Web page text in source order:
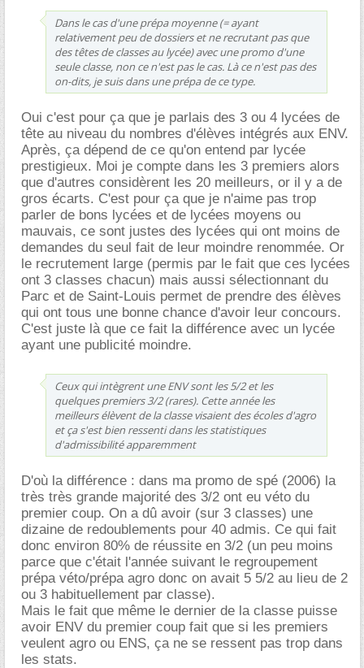
Dans le cas d'une prépa moyenne (= ayant
relativement peu de dossiers et ne recrutant pas que
des têtes de classes au lycée) avec une promo d'une
seule classe, non ce n'est pas le cas. Là ce n'est pas des
on-dits, je suis dans une prépa de ce type.
Oui c'est pour ça que je parlais des 3 ou 4 lycées de
tête au niveau du nombres d'élèves intégrés aux ENV.
Après, ça dépend de ce qu'on entend par lycée
prestigieux. Moi je compte dans les 3 premiers alors
que d'autres considèrent les 20 meilleurs, or il y a de
gros écarts. C'est pour ça que je n'aime pas trop
parler de bons lycées et de lycées moyens ou
mauvais, ce sont justes des lycées qui ont moins de
demandes du seul fait de leur moindre renommée. Or
le recrutement large (permis par le fait que ces lycées
ont 3 classes chacun) mais aussi sélectionnant du
Parc et de Saint-Louis permet de prendre des élèves
qui ont tous une bonne chance d'avoir leur concours.
C'est juste là que ce fait la différence avec un lycée
ayant une publicité moindre.
Ceux qui intègrent une ENV sont les 5/2 et les
quelques premiers 3/2 (rares). Cette année les
meilleurs élèvent de la classe visaient des écoles d'agro
et ça s'est bien ressenti dans les statistiques
d'admissibilité apparemment
D'où la différence : dans ma promo de spé (2006) la
très très grande majorité des 3/2 ont eu véto du
premier coup. On a dû avoir (sur 3 classes) une
dizaine de redoublements pour 40 admis. Ce qui fait
donc environ 80% de réussite en 3/2 (un peu moins
parce que c'était l'année suivant le regroupement
prépa véto/prépa agro donc on avait 5 5/2 au lieu de 2
ou 3 habituellement par classe).
Mais le fait que même le dernier de la classe puisse
avoir ENV du premier coup fait que si les premiers
veulent agro ou ENS, ça ne se ressent pas trop dans
les stats.